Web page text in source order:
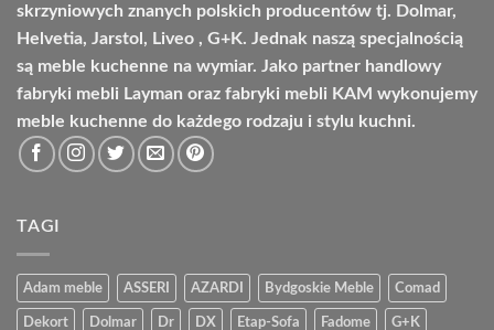
skrzyniowych znanych polskich producentów tj. Dolmar,
Helvetia, Jarstol, Liveo , G+K. Jednak naszą specjalnością
są meble kuchenne na wymiar. Jako partner handlowy
fabryki mebli Layman oraz fabryki mebli KAM wykonujemy
meble kuchenne do każdego rodzaju i stylu kuchni.
TAGI
Adam meble ASSERI AZARDI Bydgoskie Meble Comad
Dekort Dolmar Dr DX Etap-Sofa Fadome G+K